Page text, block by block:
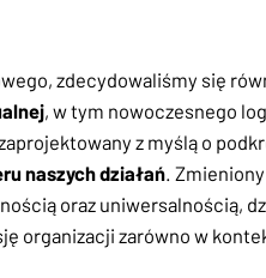
zdecydowaliśmy się
, w tym nowoczesnego
z myślą o
naszych działań.
oraz uniwersalnością,
organizacji zarówno w